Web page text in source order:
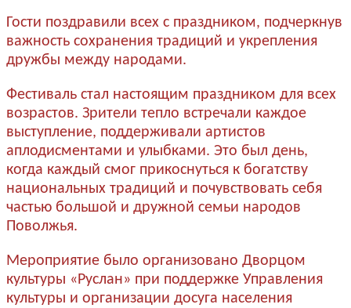
Гости поздравили всех с праздником, подчеркнув
важность сохранения традиций и укрепления
дружбы между народами.
Фестиваль стал настоящим праздником для всех
возрастов. Зрители тепло встречали каждое
выступление, поддерживали артистов
аплодисментами и улыбками. Это был день,
когда каждый смог прикоснуться к богатству
национальных традиций и почувствовать себя
частью большой и дружной семьи народов
Поволжья.
Мероприятие было организовано Дворцом
культуры «Руслан» при поддержке Управления
культуры и организации досуга населения